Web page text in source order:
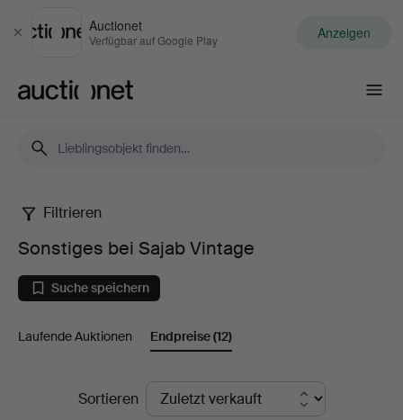
Schließen
Auctionet
Verfügbar auf Google Play Anzeigen
Sonstiges
bei
Sajab
Vintage
Filtrieren
Sonstiges bei Sajab Vintage
Suche speichern
Laufende Auktionen Endpreise(12)
EndpreiseSortieren